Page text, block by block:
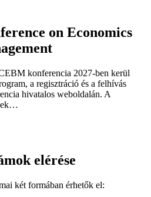
on Economics
konferencia 2027-ben kerül
a regisztráció és a felhívás
hivatalos weboldalán. A
elérése
két formában érhetők el: